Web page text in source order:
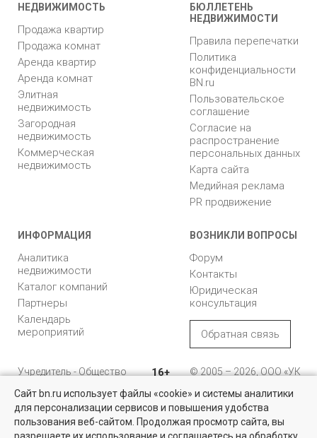
Дома, дачи и участки
У нас более 6 тысяч предложений загородной недвижимости от
НЕДВИЖИМОСТЬ
Продажа квартир
Продажа комнат
Аренда квартир
Аренда комнат
Элитная
недвижимость
Загородная
недвижимость
Коммерческая
недвижимость
БЮЛЛЕТЕНЬ
НЕДВИЖИМОСТИ
Правила перепечатки
Политика
конфиденциальности
BN.ru
Пользовательское
соглашение
Согласие на
распространение
персональных данных
Карта сайта
Медийная реклама
PR продвижение
ИНФОРМАЦИЯ
Аналитика
недвижимости
Каталог компаний
Партнеры
Календарь
мероприятий
ВОЗНИКЛИ ВОПРОСЫ
Форум
Контакты
Юридическая
консультация
Обратная связь
Учредитель - Общество
ответственностью
"Управляющая
компания "Бюллетень
недвижимости"
16+
© 2005 – 2026, ООО «УК
196105, Санкт-
Петербург, пр. Юрия
Гагарина, 1
Сайт bn.ru использует файлы «cookie» и системы аналитики
для персонализации сервисов и повышения удобства
пользования веб-сайтом. Продолжая просмотр сайта, вы